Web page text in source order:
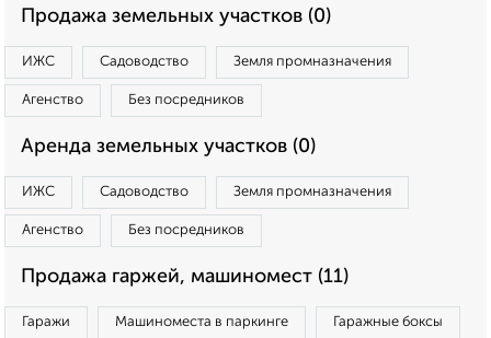
Продажа земельных участков (0)
ИЖС Садоводство Земля промназначения
Агенство Без посредников
Аренда земельных участков (0)
ИЖС Садоводство Земля промназначения
Агенство Без посредников
Продажа гаржей, машиномест (11)
Гаражи Машиноместа в паркинге Гаражные боксы